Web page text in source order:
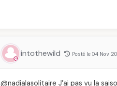
intothewild Posté le 04 Nov
@nadialasolitaire J’ai pas vu la